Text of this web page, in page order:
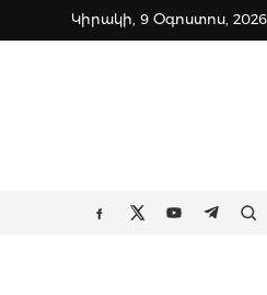
Կիրակի, 9 Օգոստոս, 2026
Facebook
TwitterYoutube